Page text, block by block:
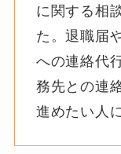
に関する相
た。退職届
への連絡代
務先との連
進めたい人